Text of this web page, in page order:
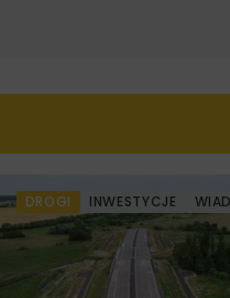
DROGI INWESTYCJE